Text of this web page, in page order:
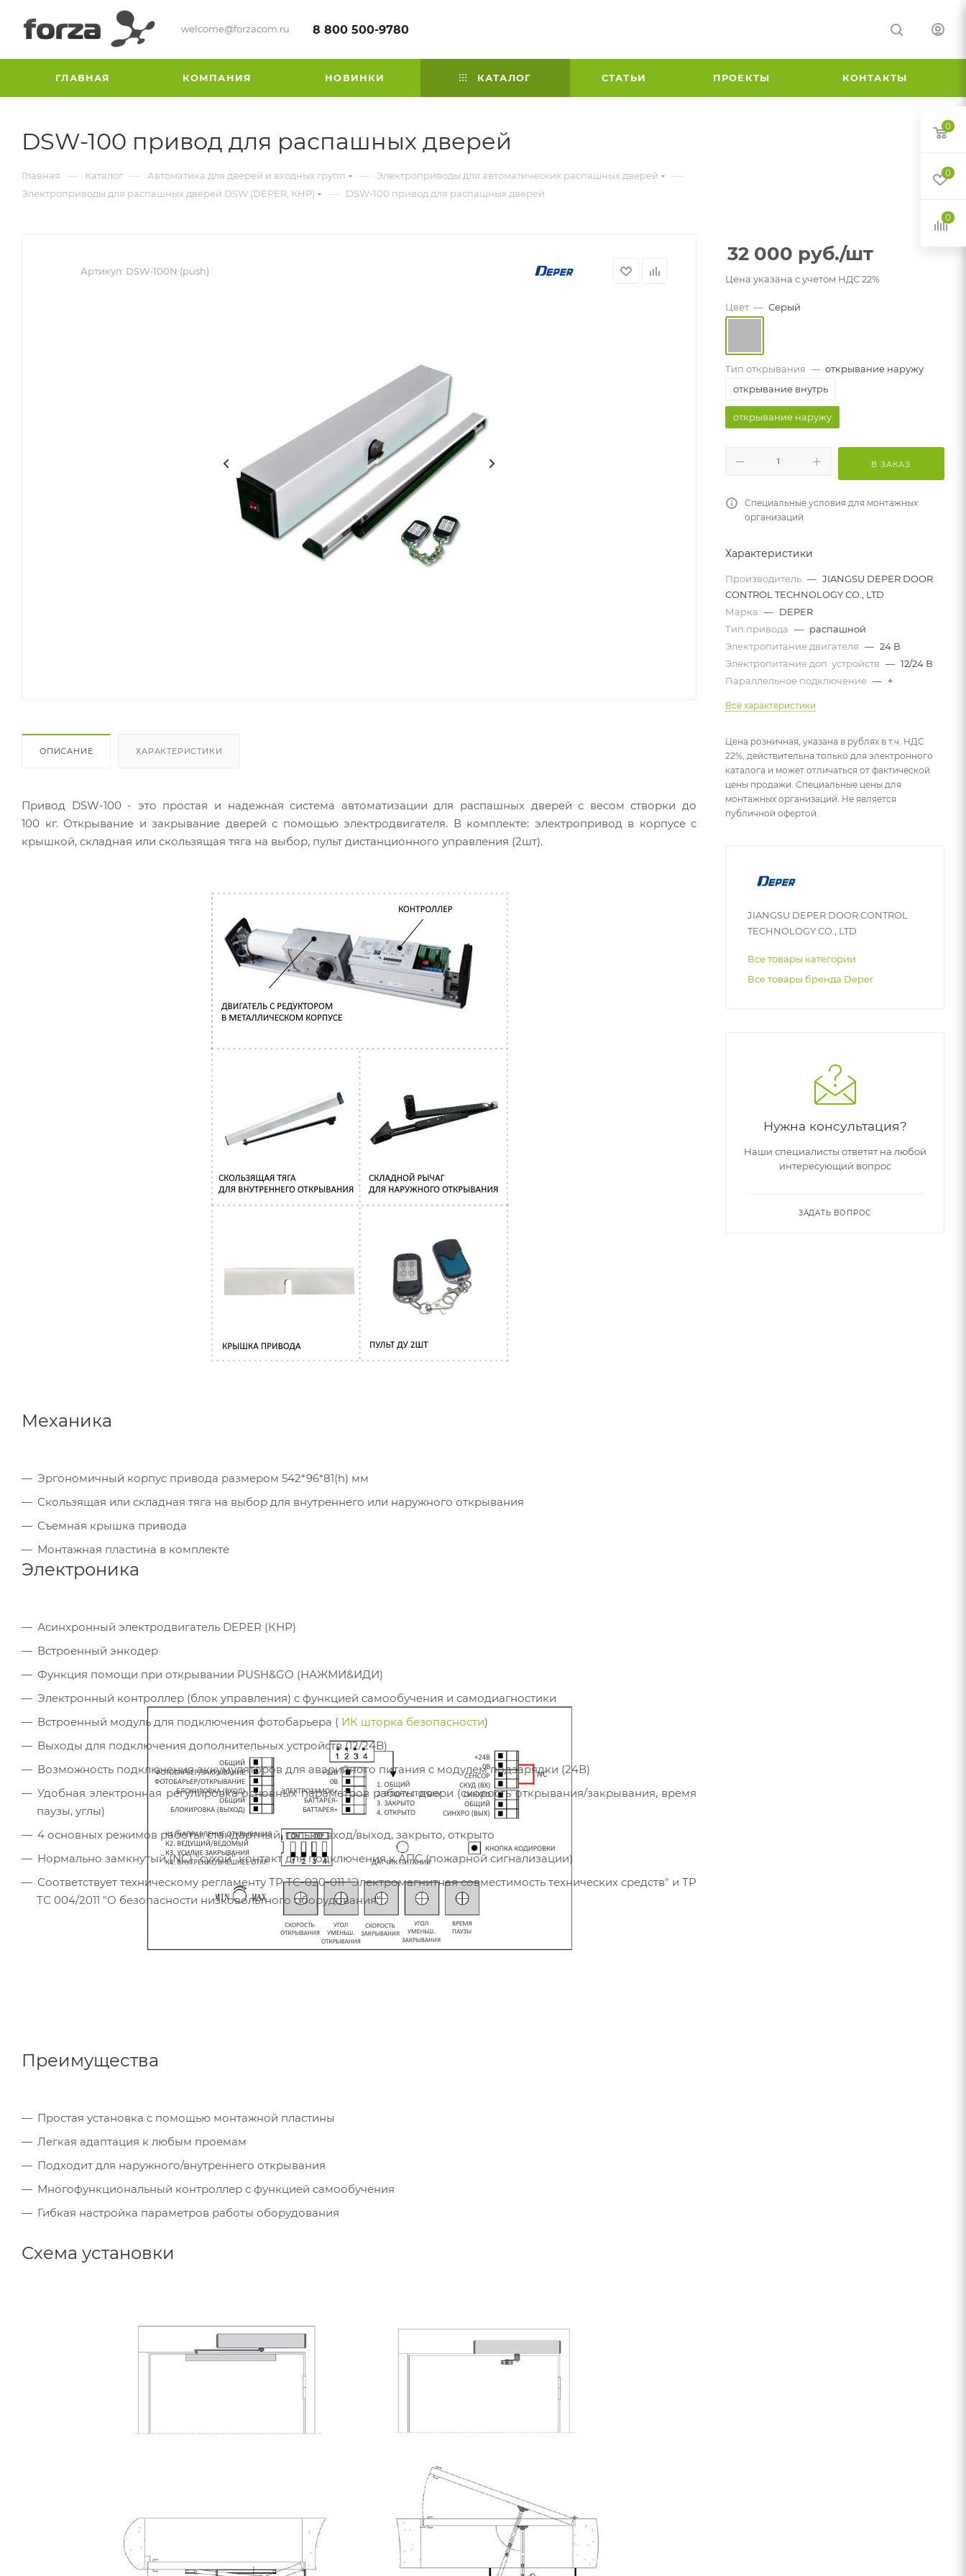
welcome@forzacom.ru 8 800 500-9780
ГЛАВНАЯ КОМПАНИЯ НОВИНКИ КАТАЛОГ СТАТЬИ ПРОЕКТЫ КОНТАКТЫ
DSW-100 привод для распашных дверей
Главная — Каталог — Автоматика для дверей и входных групп — Электроприводы для автоматических распашных дверей —
Электроприводы для распашных дверей DSW (DEPER, КНР) — DSW-100 привод для распашных дверей
Артикул: DSW-100N (push)
ОПИСАНИЕ ХАРАКТЕРИСТИКИ
Привод DSW-100 - это простая и надежная система автоматизации для распашных дверей с весом створки до
100 кг. Открывание и закрывание дверей с помощью электродвигателя. В комплекте: электропривод в корпусе с
крышкой, складная или скользящая тяга на выбор, пульт дистанционного управления (2шт).
Механика
Эргономичный корпус привода размером 542*96*81(h) мм
Скользящая или складная тяга на выбор для внутреннего или наружного открывания
Съемная крышка привода
Монтажная пластина в комплекте
Электроника
Асинхронный электродвигатель DEPER (КНР)
Встроенный энкодер
Функция помощи при открывании PUSH&GO (НАЖМИ&ИДИ)
Электронный контроллер (блок управления) с функцией самообучения и самодиагностики
Встроенный модуль для подключения фотобарьера ( ИК шторка безопасности)
Выходы для подключения дополнительных устройств (12/24В)
Возможность подключения аккумуляторов для аварийного питания с модулем подзарядки (24В)
Удобная электронная регулировка основных параметров работы двери (скорость открывания/закрывания, время
паузы, углы)
4 основных режимов работы: стандартный, только вход/выход, закрыто, открыто
Нормально замкнутый (NC) "сухой" контакт для подключения к АПС (пожарной сигнализации)
Соответствует техническому регламенту ТР ТС-020-011 "Электромагнитная совместимость технических средств" и ТР
ТС 004/2011 "О безопасности низковольтного оборудования"
Преимущества
Простая установка с помощью монтажной пластины
Легкая адаптация к любым проемам
Подходит для наружного/внутреннего открывания
Многофункциональный контроллер с функцией самообучения
Гибкая настройка параметров работы оборудования
Схема установки
32 000 руб./шт
Цена указана с учетом НДС 22%
Цвет — Серый
Тип открывания — открывание наружу
открывание внутрь
открывание наружу
В ЗАКАЗ
Специальные условия для монтажных
организаций
Характеристики
Производитель — JIANGSU DEPER DOOR
CONTROL TECHNOLOGY CO., LTD
Марка — DEPER
Тип привода — распашной
Электропитание двигателя — 24 В
Электропитание доп. устройств — 12/24 В
Параллельное подключение — +
Все характеристики
Цена розничная, указана в рублях в т.ч. НДС
22%, действительна только для электронного
каталога и может отличаться от фактической
цены продажи. Специальные цены для
монтажных организаций. Не является
публичной офертой.
JIANGSU DEPER DOOR CONTROL
TECHNOLOGY CO., LTD
Все товары категории
Все товары бренда Deper
Нужна консультация?
Наши специалисты ответят на любой
интересующий вопрос
ЗАДАТЬ ВОПРОС
0
0
0